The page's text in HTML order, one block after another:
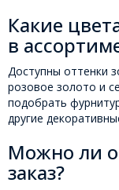
Какие
в
Доступны оттенки
розовое золото и
подобрать
другие
Можно ли
заказ?